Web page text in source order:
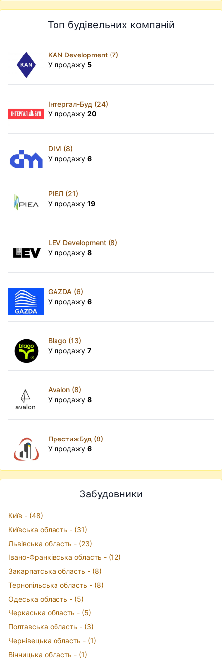
Топ будівельних компаній
KAN Development (7)
У продажу 5
Інтергал-Буд (24)
У продажу 20
DIM (8)
У продажу 6
РІЕЛ (21)
У продажу 19
LEV Development (8)
У продажу 8
GAZDA (6)
У продажу 6
Blago (13)
У продажу 7
Avalon (8)
У продажу 8
ПрестижБуд (8)
У продажу 6
Забудовники
Київ - (48)
Київська область - (31)
Львівська область - (23)
Івано-Франківська область - (12)
Закарпатська область - (8)
Тернопільська область - (8)
Одеська область - (5)
Черкаська область - (5)
Полтавська область - (3)
Чернівецька область - (1)
Вінницька область - (1)